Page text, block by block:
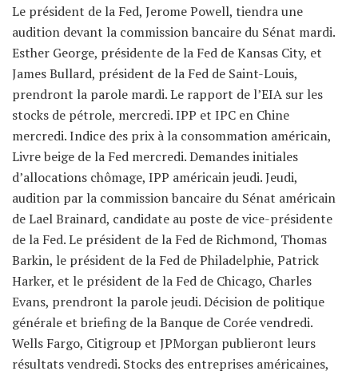
Le président de la Fed, Jerome Powell, tiendra une
audition devant la commission bancaire du Sénat mardi.
Esther George, présidente de la Fed de Kansas City, et
James Bullard, président de la Fed de Saint-Louis,
prendront la parole mardi. Le rapport de l’EIA sur les
stocks de pétrole, mercredi. IPP et IPC en Chine
mercredi. Indice des prix à la consommation américain,
Livre beige de la Fed mercredi. Demandes initiales
d’allocations chômage, IPP américain jeudi. Jeudi,
audition par la commission bancaire du Sénat américain
de Lael Brainard, candidate au poste de vice-présidente
de la Fed. Le président de la Fed de Richmond, Thomas
Barkin, le président de la Fed de Philadelphie, Patrick
Harker, et le président de la Fed de Chicago, Charles
Evans, prendront la parole jeudi. Décision de politique
générale et briefing de la Banque de Corée vendredi.
Wells Fargo, Citigroup et JPMorgan publieront leurs
résultats vendredi. Stocks des entreprises américaines,